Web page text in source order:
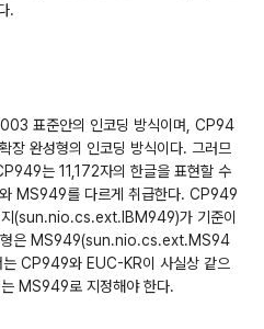
.
표준안의 인코딩 방식이며, CP94
완성형의 인코딩 방식이다. 그러므
는 11,172자의 한글을 표현할 수
MS949를 다르게 취급한다. CP949
지(sun.nio.cs.ext.IBM949)가 기준이
형은 MS949(sun.nio.cs.ext.MS94
CP949와 EUC-KR이 사실상 같으
MS949로 지정해야 한다.